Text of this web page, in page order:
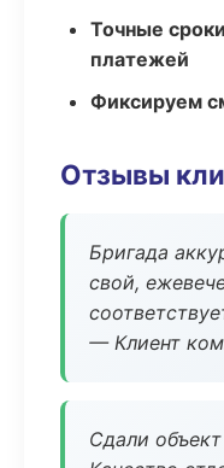
Точные
платежей
Фиксируем
Отзывы
Бригада
свой,
— Клиент
Сдали